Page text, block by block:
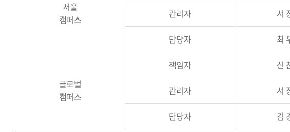
서울
캠퍼스
관리자 서
담당자 최
글로벌
캠퍼스
책임자 신
관리자 서
담당자 김